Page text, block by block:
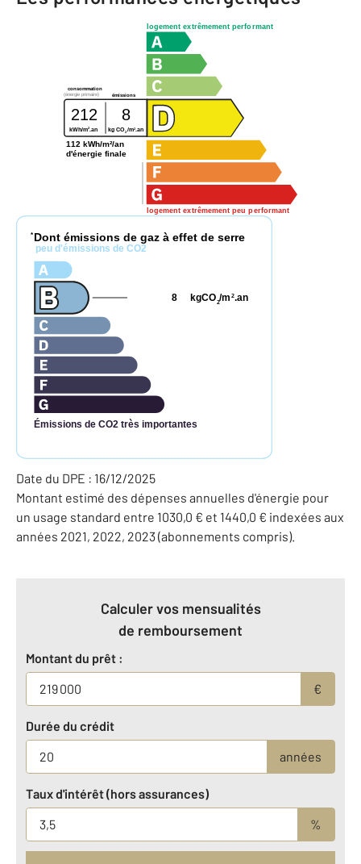
logement extrêmement performant
logement extrêmement peu performant
consommation
émissions
(énergie primaire)
212 8
kWh/m2.an kg CO2 /m2 .an
112 kWh/m²/an
d'énergie finale
* Dont émissions de gaz à effet de serre
peu d'émissions de CO2
Émissions de CO2 très importantes
kgCO2/m 2.an
8
Date du DPE : 16/12/2025
Montant estimé des dépenses annuelles d'énergie pour
un usage standard entre 1030,0 € et 1440,0 € indexées aux
années 2021, 2022, 2023 (abonnements compris).
Calculer vos mensualités
de remboursement
Montant du prêt :
€
Durée du crédit
années
Taux d'intérêt (hors assurances)
%